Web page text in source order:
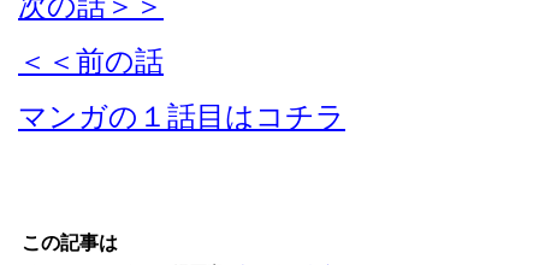
＜＜前の話
マンガの１話目はコチラ
この記事は